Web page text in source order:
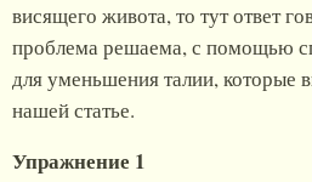
висящего живота, то тут ответ
проблема решаема, с помощью
для уменьшения талии, которые
нашей статье.
Упражнение 1